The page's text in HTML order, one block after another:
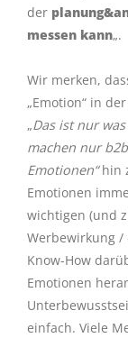
der
messen kann„.
Wir merken,
„Emotion“ in
„Das ist nur
machen nur
Emotionen“hin
Emotionen
wichtigen (und
Werbewirkung /
Know-How
Emotionen
einfach. Viele